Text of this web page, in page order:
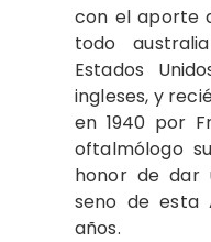
con el aporte
todo
Estados
ingleses, y
en 1940 por
oftalmólogo
honor de dar
seno de esta
años.